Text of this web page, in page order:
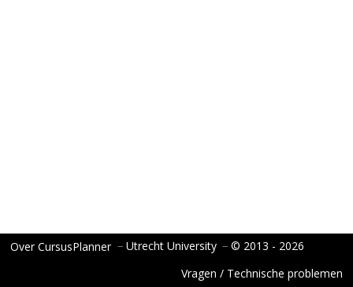
Over CursusPlanner − Utrecht University − © 2013 - 2026
Vragen / Technische problemen